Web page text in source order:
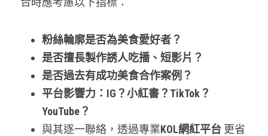
粉絲輪廓是否為美食愛好者？
是否擅長製作誘人吃播、短影片？
是否過去有成功美食合作案例？
平台影響力：IG？小紅書？TikTok？
YouTube？
與其逐一聯絡，透過專業KOL網紅平台 更省